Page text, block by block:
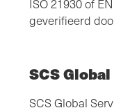
ISO 21930 of
geverifieerd
SCS
SCS Global